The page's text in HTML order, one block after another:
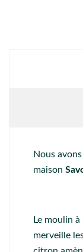
Nous
maison
Le moulin
merveille